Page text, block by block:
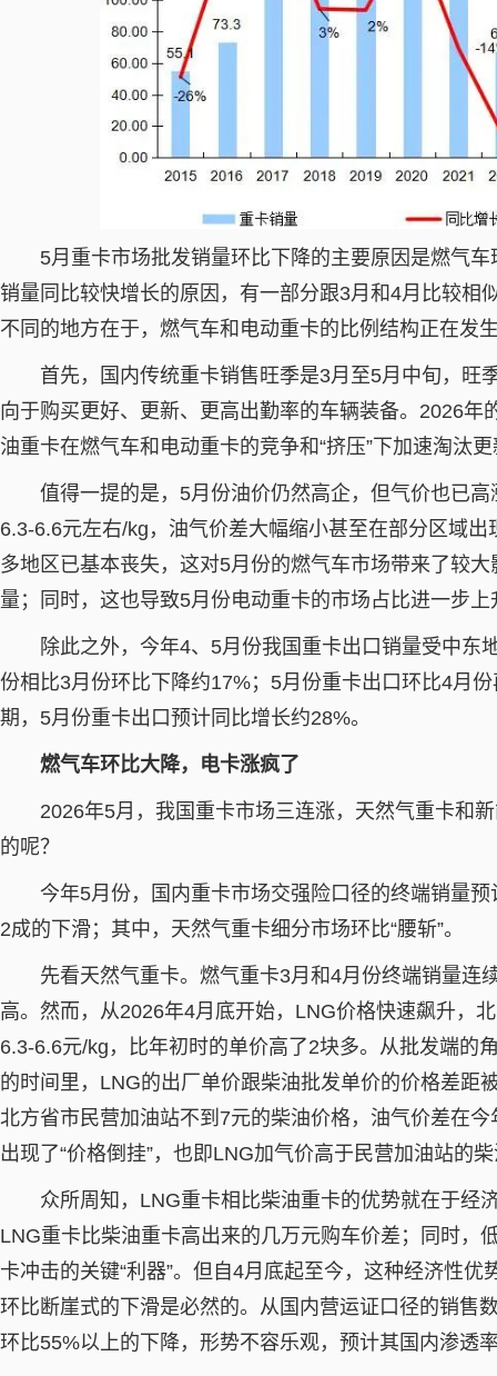
5月重卡市场批发销量环比下降的主要原因是燃气
销量同比较快增长的原因，有一部分跟3月和4月比较相
不同的地方在于，燃气车和电动重卡的比例结构正在发
首先，国内传统重卡销售旺季是3月至5月中旬，旺
向于购买更好、更新、更高出勤率的车辆装备。2026年
油重卡在燃气车和电动重卡的竞争和“挤压”下加速淘汰
值得一提的是，5月份油价仍然高企，但气价也已
6.3-6.6元左右/kg，油气价差大幅缩小甚至在部分区域出
多地区已基本丧失，这对5月份的燃气车市场带来了较
量；同时，这也导致5月份电动重卡的市场占比进一步
除此之外，今年4、5月份我国重卡出口销量受中东
份相比3月份环比下降约17%；5月份重卡出口环比4月
期，5月份重卡出口预计同比增长约28%。
燃气车环比大降，电卡涨疯了
2026年5月，我国重卡市场三连涨，天然气重卡和
的呢？
今年5月份，国内重卡市场交强险口径的终端销量
2成的下滑；其中，天然气重卡细分市场环比“腰斩”。
先看天然气重卡。燃气重卡3月和4月份终端销量连
高。然而，从2026年4月底开始，LNG价格快速飙升，
6.3-6.6元/kg，比年初时的单价高了2块多。从批发端的
的时间里，LNG的出厂单价跟柴油批发单价的价格差距
北方省市民营加油站不到7元的柴油价格，油气价差在
出现了“价格倒挂”，也即LNG加气价高于民营加油站的
众所周知，LNG重卡相比柴油重卡的优势就在于经
LNG重卡比柴油重卡高出来的几万元购车价差；同时，
卡冲击的关键“利器”。但自4月底起至今，这种经济性
环比断崖式的下滑是必然的。从国内营运证口径的销售
环比55%以上的下降，形势不容乐观，预计其国内渗透